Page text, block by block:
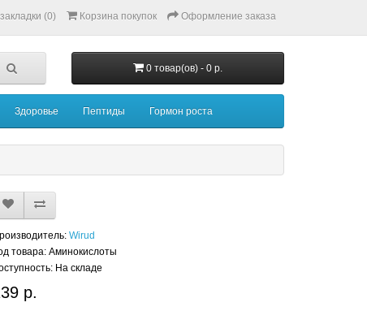
(0) Корзина покупок Оформление заказа
0 товар(ов) - 0 р.
Здоровье Пептиды Гормон роста
Wirud
товара: Аминокислоты
На складе
р.